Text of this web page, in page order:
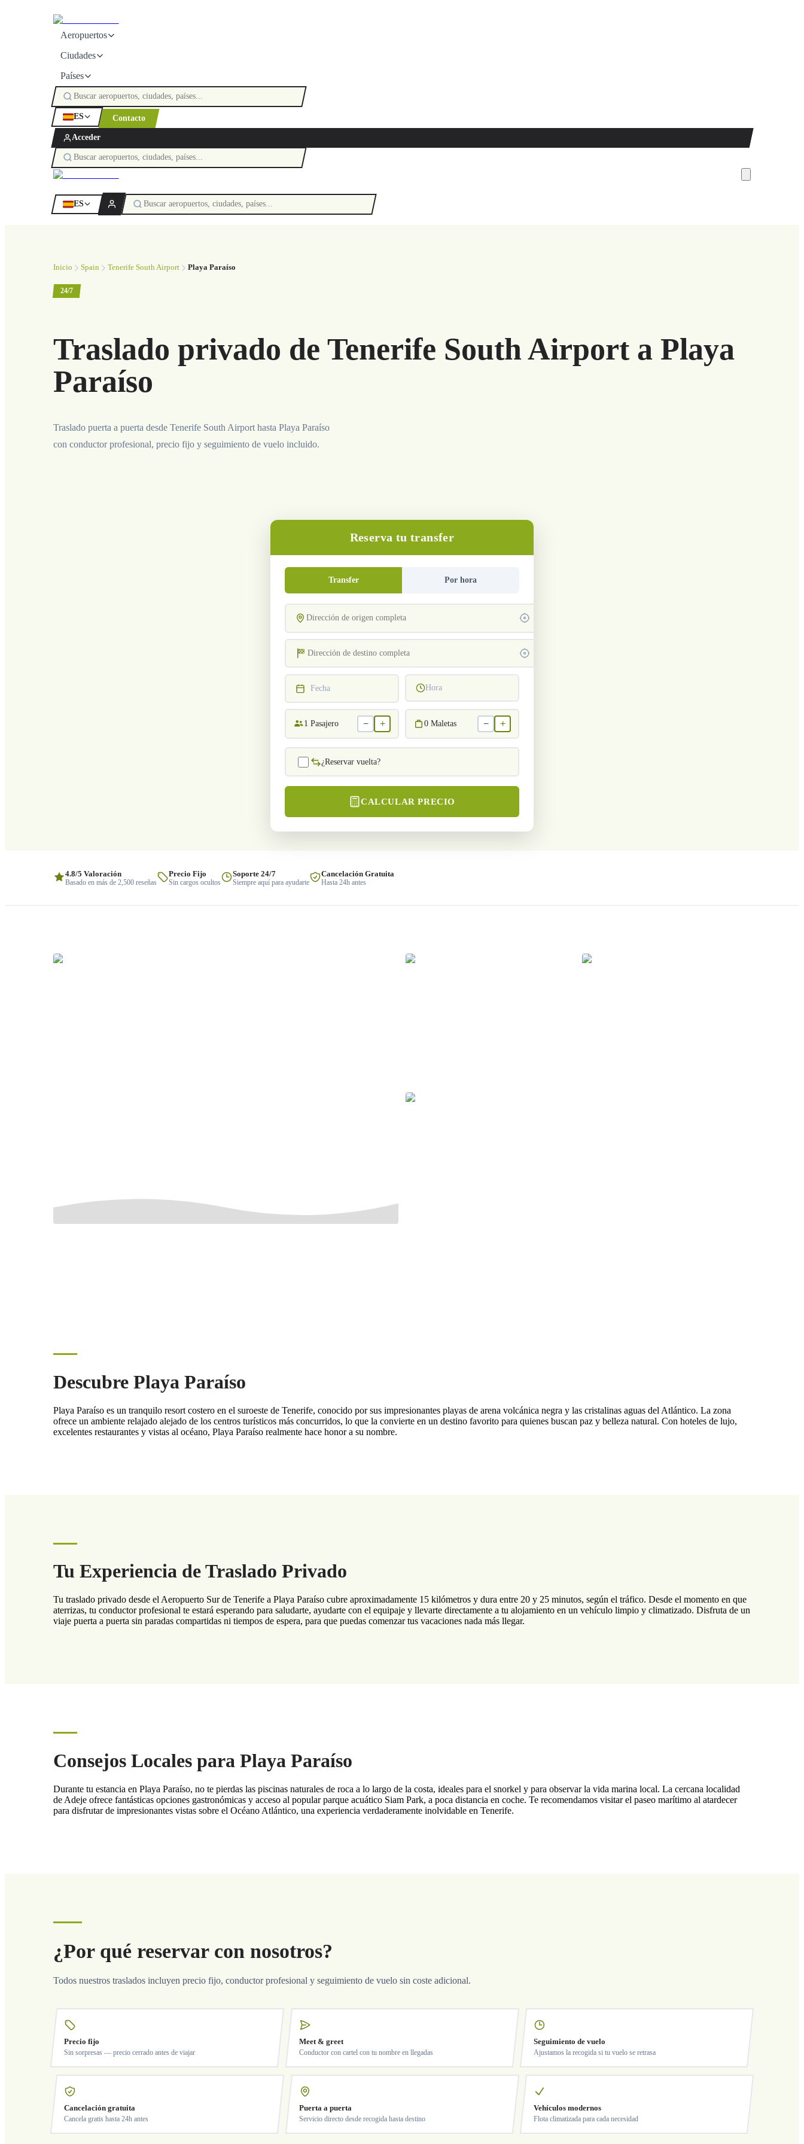
Aeropuertos
Ciudades
Países
ES Contacto
Acceder
ES
Inicio Spain Tenerife South Airport Playa Paraíso
24/7
Traslado privado de Tenerife South Airport a Playa
Paraíso
Traslado puerta a puerta desde Tenerife South Airport hasta Playa Paraíso
con conductor profesional, precio fijo y seguimiento de vuelo incluido.
Reserva tu transfer
Transfer Por hora
Fecha Hora
1 Pasajero − + 0 Maletas − +
¿Reservar vuelta?
CALCULAR PRECIO
4.8/5 Valoración
Basado en más de 2,500 reseñas
Precio Fijo
Sin cargos ocultos
Soporte 24/7
Siempre aquí para ayudarte
Cancelación Gratuita
Hasta 24h antes
Descubre Playa Paraíso
Playa Paraíso es un tranquilo resort costero en el suroeste de Tenerife, conocido por sus impresionantes playas de arena volcánica negra y las cristalinas aguas del Atlántico. La zona
ofrece un ambiente relajado alejado de los centros turísticos más concurridos, lo que la convierte en un destino favorito para quienes buscan paz y belleza natural. Con hoteles de lujo,
excelentes restaurantes y vistas al océano, Playa Paraíso realmente hace honor a su nombre.
Tu Experiencia de Traslado Privado
Tu traslado privado desde el Aeropuerto Sur de Tenerife a Playa Paraíso cubre aproximadamente 15 kilómetros y dura entre 20 y 25 minutos, según el tráfico. Desde el momento en que
aterrizas, tu conductor profesional te estará esperando para saludarte, ayudarte con el equipaje y llevarte directamente a tu alojamiento en un vehículo limpio y climatizado. Disfruta de un
viaje puerta a puerta sin paradas compartidas ni tiempos de espera, para que puedas comenzar tus vacaciones nada más llegar.
Consejos Locales para Playa Paraíso
Durante tu estancia en Playa Paraíso, no te pierdas las piscinas naturales de roca a lo largo de la costa, ideales para el snorkel y para observar la vida marina local. La cercana localidad
de Adeje ofrece fantásticas opciones gastronómicas y acceso al popular parque acuático Siam Park, a poca distancia en coche. Te recomendamos visitar el paseo marítimo al atardecer
para disfrutar de impresionantes vistas sobre el Océano Atlántico, una experiencia verdaderamente inolvidable en Tenerife.
¿Por qué reservar con nosotros?
Todos nuestros traslados incluyen precio fijo, conductor profesional y seguimiento de vuelo sin coste adicional.
Precio fijo
Sin sorpresas — precio cerrado antes de viajar
Meet & greet
Conductor con cartel con tu nombre en llegadas
Seguimiento de vuelo
Ajustamos la recogida si tu vuelo se retrasa
Cancelación gratuita
Cancela gratis hasta 24h antes
Puerta a puerta
Servicio directo desde recogida hasta destino
Vehículos modernos
Flota climatizada para cada necesidad